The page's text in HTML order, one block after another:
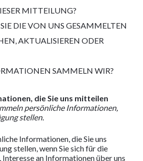
MITTEILUNG?
DIE VON UNS GESAMMELTEN
AKTUALISIEREN ODER
SAMMELN WIR?
die Sie uns mitteilen
persönliche Informationen,
stellen.
Informationen, die Sie uns
stellen, wenn Sie sich für die
an Informationen über uns